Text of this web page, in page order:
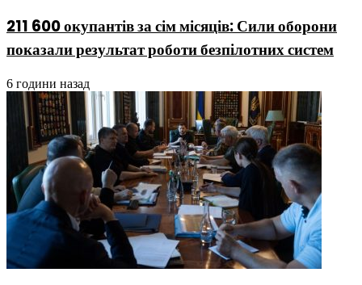
211 600 окупантів за сім місяців: Сили оборони
показали результат роботи безпілотних систем
6 години назад